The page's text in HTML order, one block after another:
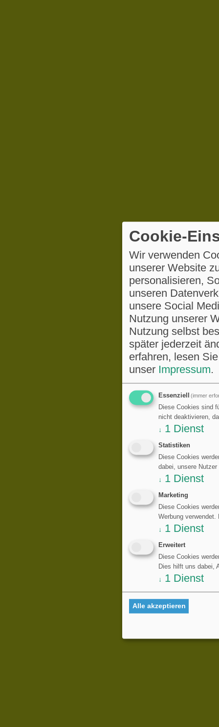
Cookie-
Wir verwenden
unserer Website
personalisieren,
unseren
unsere Social
Nutzung unserer
Nutzung selbst
später jederzeit
erfahren, lesen
unser Impressum.
Essenziell (immer
Diese Cookies sind
nicht deaktivieren,
↓ 1 Dienst
Statistiken
Diese Cookies
dabei, unsere
↓ 1 Dienst
Marketing
Diese Cookies
Werbung
↓ 1 Dienst
Erweitert
Diese Cookies
Dies hilft uns dabei,
↓ 1 Dienst
Alle akzeptieren